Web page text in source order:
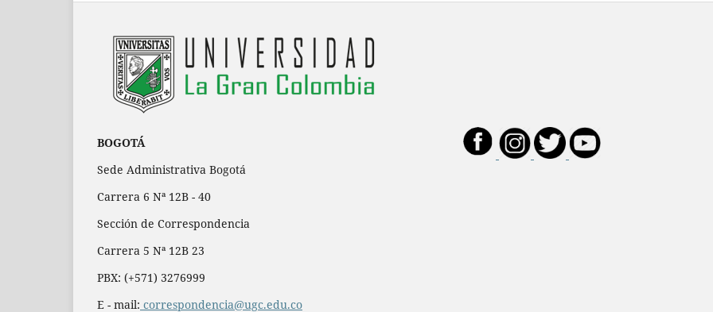
BOGOTÁ
Sede Administrativa Bogotá
Carrera 6 Nª 12B - 40
Sección de Correspondencia
Carrera 5 Nª 12B 23
PBX: (+571) 3276999
E - mail: correspondencia@ugc.edu.co